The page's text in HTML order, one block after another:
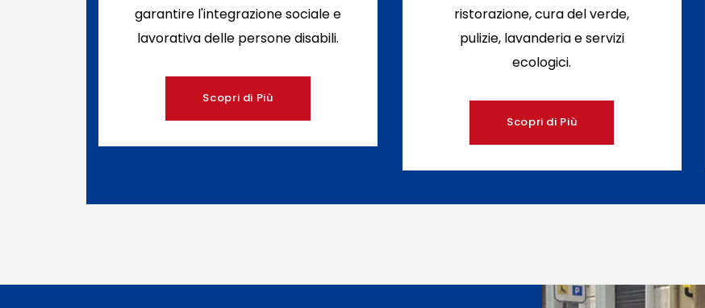
garantire l'integrazione sociale e
lavorativa delle persone disabili.
Scopri di Più
ristorazione, cura del verde,
pulizie, lavanderia e servizi
ecologici.
Scopri di Più